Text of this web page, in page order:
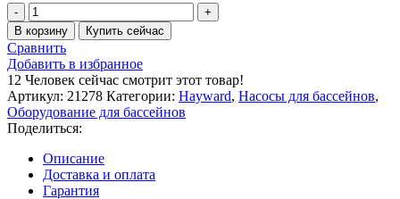
Количество
товара
Насос
Hayward
HCP5223E24
(380В,
13
м3/
ч,
2HP)
В корзину Купить сейчас
Сравнить
Добавить в избранное
12 Человек сейчас смотрит этот товар!
Артикул: 21278 Категории: Hayward, Насосы для бассейнов,
Оборудование для бассейнов
Поделиться:
Описание
Доставка и оплата
Гарантия